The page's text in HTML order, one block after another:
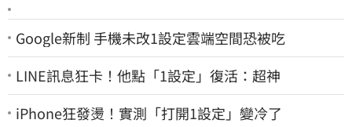
Google新制 手機未改1設定雲端空間恐被吃
LINE訊息狂卡！他點「1設定」復活：超神
iPhone狂發燙！實測「打開1設定」變冷了